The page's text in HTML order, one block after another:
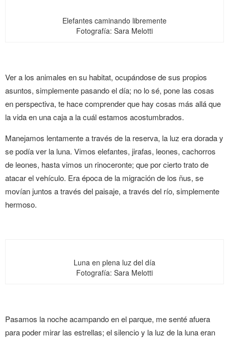
Elefantes caminando libremente
Fotografía: Sara Melotti
Ver a los animales en su habitat, ocupándose de sus propios
asuntos, simplemente pasando el día; no lo sé, pone las cosas
en perspectiva, te hace comprender que hay cosas más allá que
la vida en una caja a la cuál estamos acostumbrados.
Manejamos lentamente a través de la reserva, la luz era dorada y
se podía ver la luna. Vimos elefantes, jirafas, leones, cachorros
de leones, hasta vimos un rinoceronte; que por cierto trato de
atacar el vehículo. Era época de la migración de los ñus, se
movían juntos a través del paisaje, a través del río, simplemente
hermoso.
Luna en plena luz del día
Fotografía: Sara Melotti
Pasamos la noche acampando en el parque, me senté afuera
para poder mirar las estrellas; el silencio y la luz de la luna eran